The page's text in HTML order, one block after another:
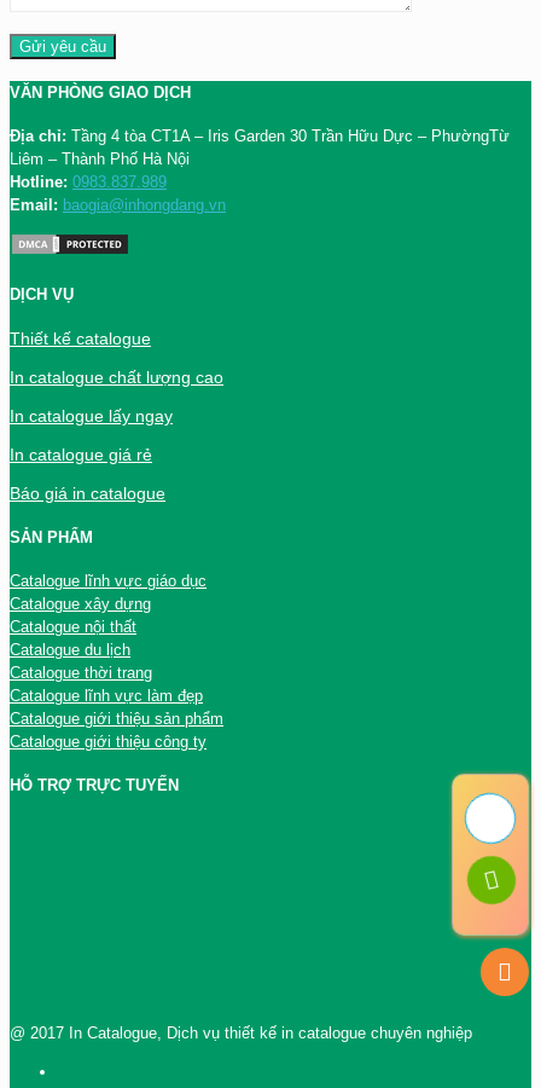
VĂN PHÒNG GIAO DỊCH
Địa chỉ: Tầng 4 tòa CT1A – Iris Garden 30 Trần Hữu Dực – PhườngTừ
Liêm – Thành Phố Hà Nội
Hotline: 0983.837.989
Email: baogia@inhongdang.vn
DỊCH VỤ
Thiết kế catalogue
In catalogue chất lượng cao
In catalogue lấy ngay
In catalogue giá rẻ
Báo giá in catalogue
SẢN PHẨM
Catalogue lĩnh vực giáo dục
Catalogue xây dựng
Catalogue nội thất
Catalogue du lịch
Catalogue thời trang
Catalogue lĩnh vực làm đẹp
Catalogue giới thiệu sản phẩm
Catalogue giới thiệu công ty
HỖ TRỢ TRỰC TUYẾN
@ 2017 In Catalogue, Dịch vụ thiết kế in catalogue chuyên nghiệp